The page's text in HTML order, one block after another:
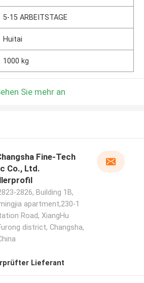
5-15 ARBEITSTAGE
Huitai
1000 kg
Sie mehr an
Fine-Tech
Co., Ltd.
2826, Building 1B,
apartment,230-1
Road, XiangHu
district, Changsha,
Lieferant